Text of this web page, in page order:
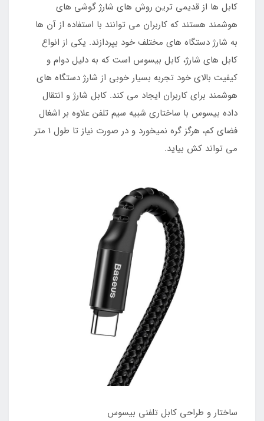
کابل ها از قدیمی ترین روش های شارژ گوشی های
هوشمند هستند که کاربران می توانند با استفاده از آن ها
به شارژ دستگاه های مختلف خود بپردازند. یکی از انواع
کابل های شارژ، کابل بیسوس است که به دلیل دوام و
کیفیت بالای خود تجربه بسیار خوبی از شارژ دستگاه های
هوشمند برای کاربران ایجاد می کند. کابل شارژ و انتقال
داده بیسوس با ساختاری شبیه سیم تلفن علاوه بر اشغال
فضای کم، هرگز گره نمیخورد و در صورت نیاز تا طول 1 متر
می تواند کش بیاید.
ساختار و طراحی کابل تلفنی بیسوس